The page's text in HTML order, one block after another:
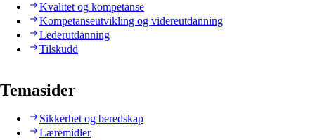
Kvalitet og kompetanse
Kompetanseutvikling og videreutdanning
Lederutdanning
Tilskudd
Temasider
Sikkerhet og beredskap
Læremidler